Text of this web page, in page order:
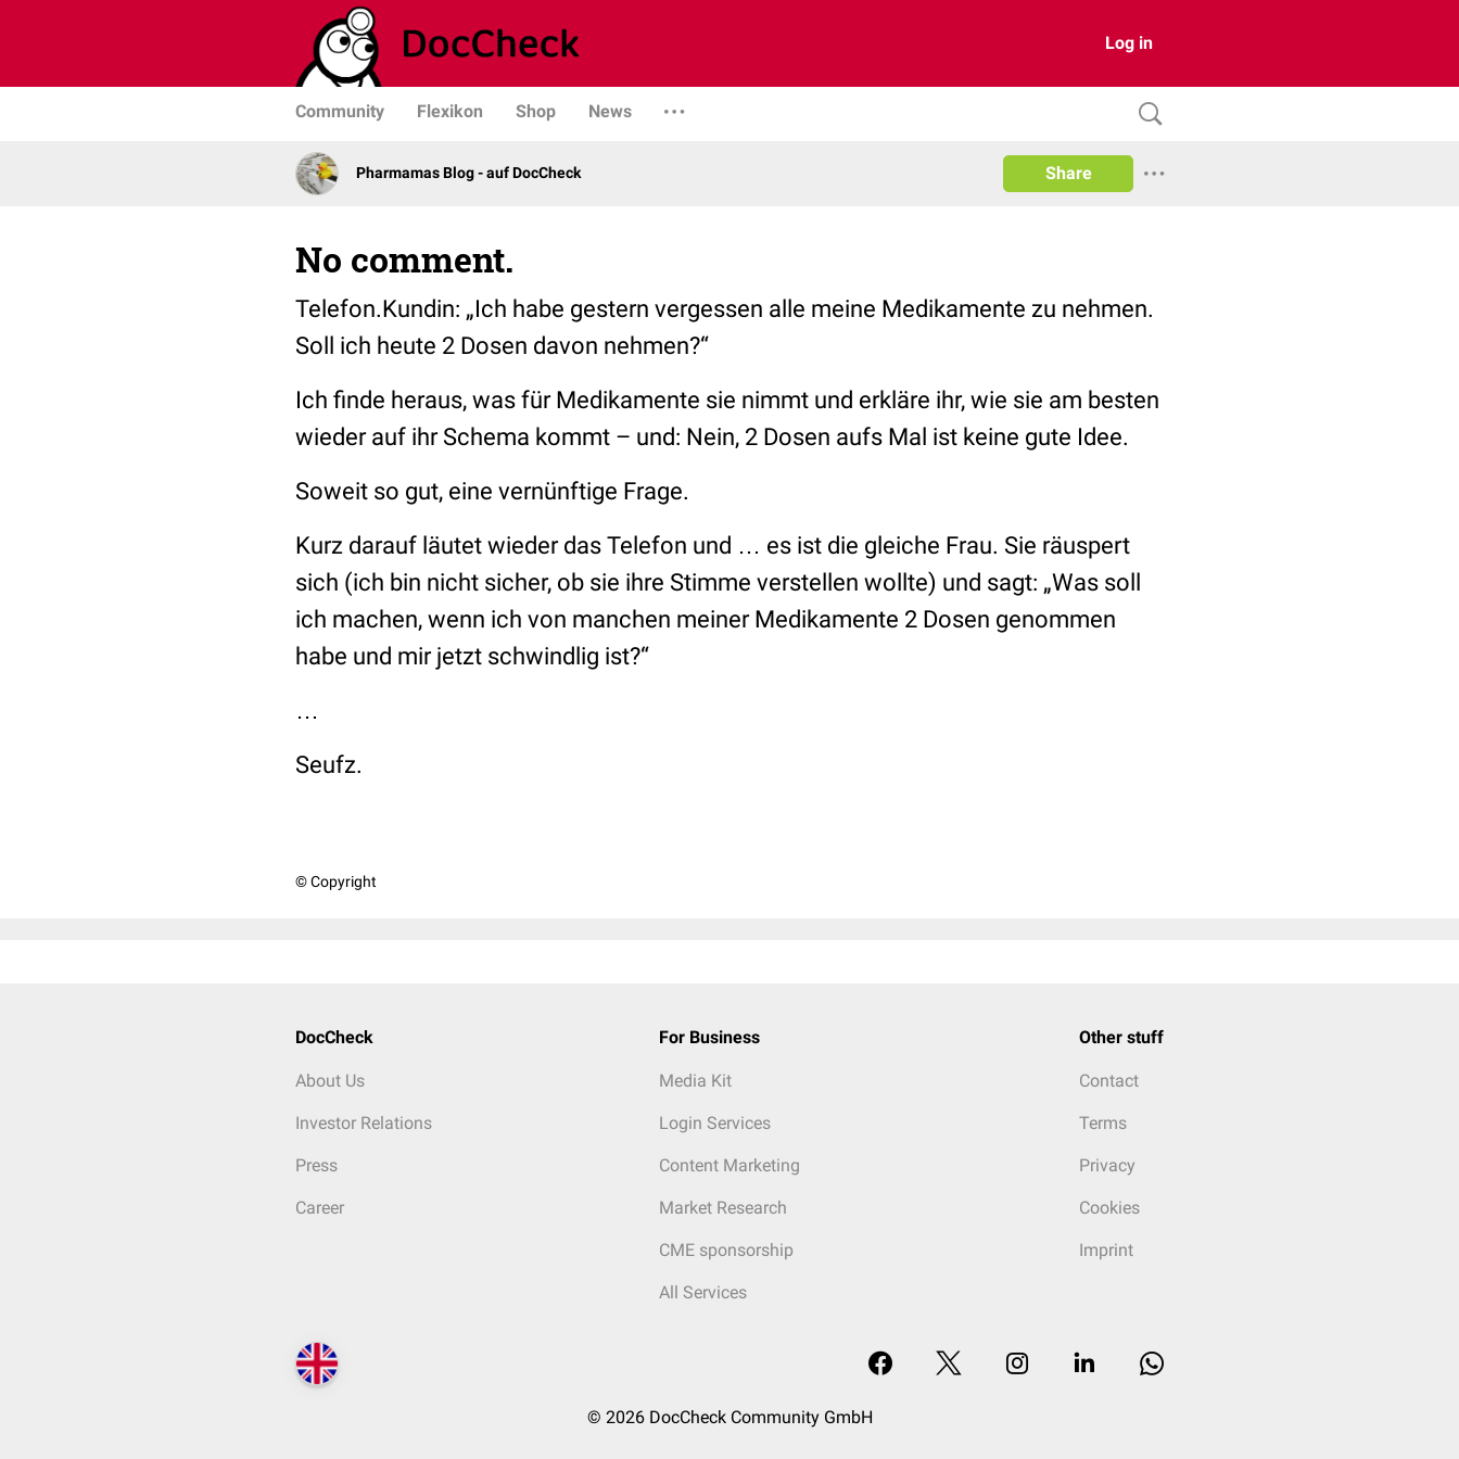
Log in
Community Flexikon Shop News
Pharmamas Blog - auf DocCheck Share
No comment.
Telefon.Kundin: „Ich habe gestern vergessen alle meine Medikamente zu nehmen.
Soll ich heute 2 Dosen davon nehmen?“
Ich finde heraus, was für Medikamente sie nimmt und erkläre ihr, wie sie am besten
wieder auf ihr Schema kommt – und: Nein, 2 Dosen aufs Mal ist keine gute Idee.
Soweit so gut, eine vernünftige Frage.
Kurz darauf läutet wieder das Telefon und … es ist die gleiche Frau. Sie räuspert
sich (ich bin nicht sicher, ob sie ihre Stimme verstellen wollte) und sagt: „Was soll
ich machen, wenn ich von manchen meiner Medikamente 2 Dosen genommen
habe und mir jetzt schwindlig ist?“
…
Seufz.
© Copyright
DocCheck
About Us
Investor Relations
Press
Career
For Business
Media Kit
Login Services
Content Marketing
Market Research
CME sponsorship
All Services
Other stuff
Contact
Terms
Privacy
Cookies
Imprint
© 2026 DocCheck Community GmbH